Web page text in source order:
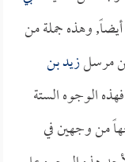
وهذه جملة من
مرسلزيد بن
الوجوه الستة
من وجهين في